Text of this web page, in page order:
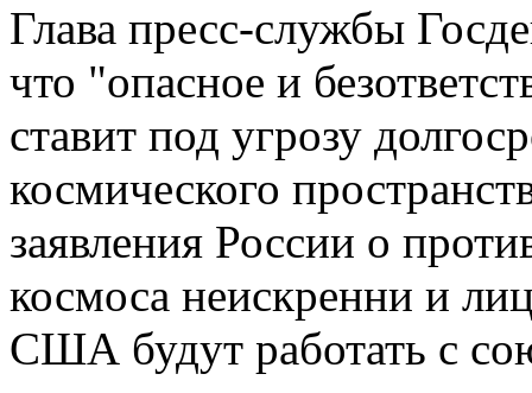
Глава пресс-службы
что "опасное и
ставит под угрозу
космического
заявления России о
космоса неискренни и
США будут работать с